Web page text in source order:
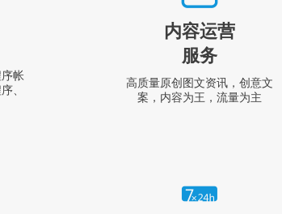
帐
、
内容运营
服务
高质量原创图文资讯，创意文
案，内容为王，流量为主